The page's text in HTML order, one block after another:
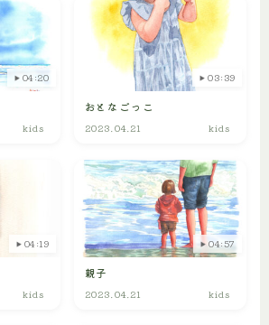
04:20
kids
03:39
おとなごっこ
2023.04.21 kids
04:19
kids
04:57
親子
2023.04.21 kids